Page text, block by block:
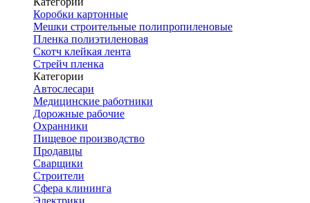
Коробки картонные
Мешки строительные полипропиленовые
Пленка полиэтиленовая
Скотч клейкая лента
Стрейч пленка
Категории
Автослесари
Медицинские работники
Дорожные рабочие
Охранники
Пищевое производство
Продавцы
Сварщики
Строители
Сфера клининга
Электрики